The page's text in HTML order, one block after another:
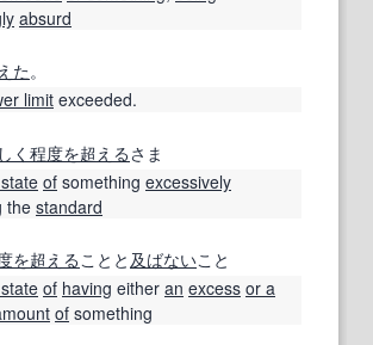
absurd
た。
limitexceeded.
く 程度を超えるさま
of something excessively
the standard
を超える ことと 及ばないこと
of having either an excess or a
of something